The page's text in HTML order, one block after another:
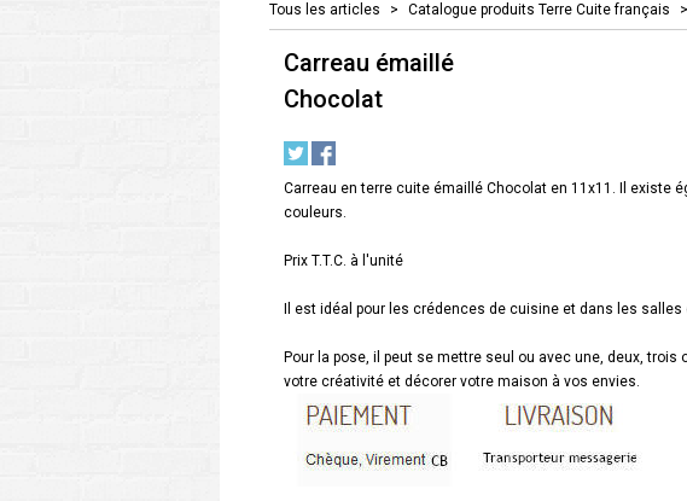
Tous les articles > Catalogue produits Terre Cuite français >
Carreau émaillé
Chocolat
Carreau en terre cuite émaillé Chocolat en 11x11. Il existe
couleurs.
Prix T.T.C. à l'unité
Il est idéal pour les crédences de cuisine et dans les
Pour la pose, il peut se mettre seul ou avec une, deux,
votre créativité et décorer votre maison à vos envies.